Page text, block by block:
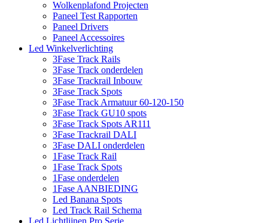
Wolkenplafond Projecten
Paneel Test Rapporten
Paneel Drivers
Paneel Accessoires
Led Winkelverlichting
3Fase Track Rails
3Fase Track onderdelen
3Fase Trackrail Inbouw
3Fase Track Spots
3Fase Track Armatuur 60-120-150
3Fase Track GU10 spots
3Fase Track Spots AR111
3Fase Trackrail DALI
3Fase DALI onderdelen
1Fase Track Rail
1Fase Track Spots
1Fase onderdelen
1Fase AANBIEDING
Led Banana Spots
Led Track Rail Schema
Led Lichtlijnen Pro Serie